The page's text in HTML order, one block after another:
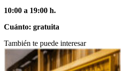
10:00 a 19:00 h.
Cuánto: gratuita
También te puede interesar